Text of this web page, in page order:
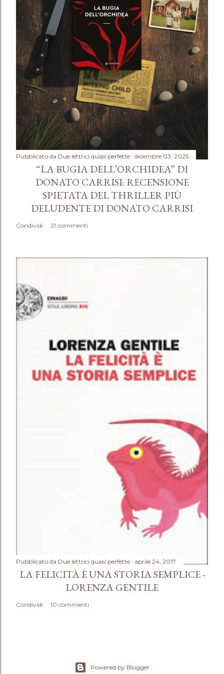
m
e
n
t
o
Pubblicato da Due lettrici quasi perfette dicembre 03, 2025
“LA BUGIA DELL’ORCHIDEA” DI
DONATO CARRISI: RECENSIONE
SPIETATA DEL THRILLER PIÙ
DELUDENTE DI DONATO CARRISI
Condividi 21 commenti
Pubblicato da Due lettrici quasi perfette aprile 24, 2017
LA FELICITÀ È UNA STORIA SEMPLICE -
LORENZA GENTILE
Condividi 10 commenti
Powered by Blogger